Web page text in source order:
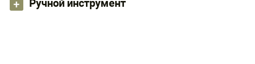
Ручной инструмент